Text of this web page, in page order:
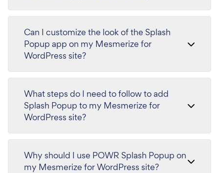
Can I customize the look of the Splash
Popup app on my Mesmerize for
WordPress site?
What steps do I need to follow to add
Splash Popup to my Mesmerize for
WordPress site?
Why should I use POWR Splash Popup on
my Mesmerize for WordPress site?